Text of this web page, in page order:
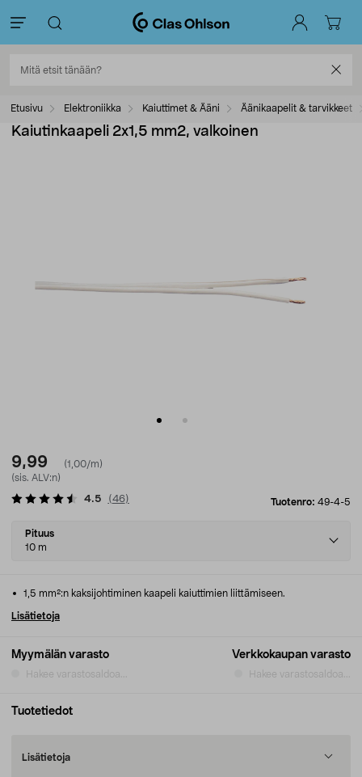
Etusivu Elektroniikka Kaiuttimet & Ääni Äänikaapelit & tarvikkeet
Kaiutinkaapeli 2x1,5 mm2, valkoinen
9,99
(1,00/m)
(sis. ALV:n)
Tuotenro: 49-4-5
4.5 (46)
Select
variant
Pituus
10 m
Myymälän varasto
Hakee varastosaldoa...
Verkkokaupan varasto
Hakee varastosaldoa...
1,5 mm²:n kaksijohtiminen kaapeli kaiuttimien liittämiseen.
Lisätietoja
Tuotetiedot
Lisätietoja